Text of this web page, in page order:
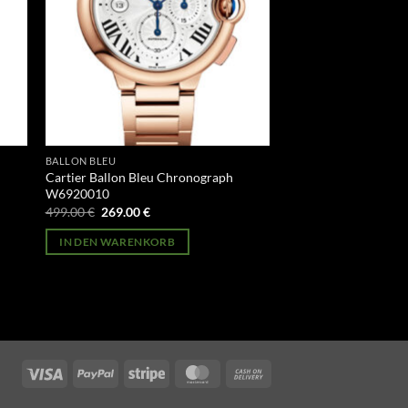
BALLON BLEU
Cartier Ballon Bleu Chronograph
W6920010
499.00€ Ursprünglicher
war:
499.00 €
269.00€Aktueller
ist:
269.00 €.
IN DEN WARENKORB
Visa PayPal Stripe MasterCard